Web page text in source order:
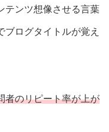
テンツ想像させる言葉
ログタイトルが覚え
者のリピート率が上が